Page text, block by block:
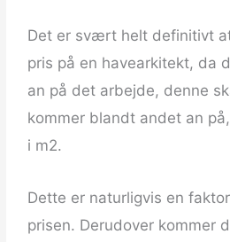
Det er svært helt definitivt
pris på en havearkitekt, da
an på det arbejde, denne
kommer blandt andet an
i m2.
Dette er naturligvis en
prisen. Derudover kommer